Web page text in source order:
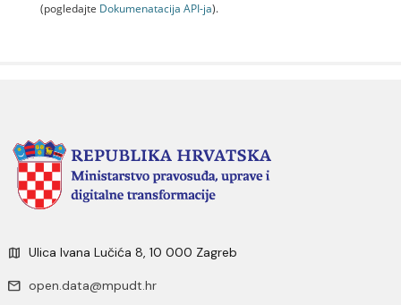
(pogledajte Dokumenаtаcijа API-jа).